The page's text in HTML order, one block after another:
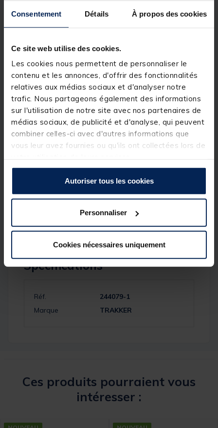
Consentement Détails À propos des cookies
Ce site web utilise des cookies.
Les cookies nous permettent de personnaliser le
contenu et les annonces, d'offrir des fonctionnalités
relatives aux médias sociaux et d'analyser notre
trafic. Nous partageons également des informations
sur l'utilisation de notre site avec nos partenaires de
médias sociaux, de publicité et d'analyse, qui peuvent
combiner celles-ci avec d'autres informations que
vous leur avez fournies ou qu'ils ont collectées lors de
Autoriser tous les cookies
Personnaliser
Cookies nécessaires uniquement
CARACTÉRISTIQUES DU PRODUIT:
Indicateur de touche traditionnel et ultra-léger, dédié
Conçu pour pendre de votre ligne sans la tendre
Disponible en : vert, rouge, bleu et blanc
Fourni avec une tête Old Skool, un clip Kippa, une
chaîne à billes Clinga noire de 15,2 cm et un maillon
Clinga noir
SPECIFICATIONS TECHNIQUES:
isotopique 1 (L) x 0.3 (W) cm
Poids: Approx 2g Acrylique, 3g PTFE
Matériau: Acrylique vert, rouge et bleu; PTFE blanc
Spécifications
Réf.
244079-1
Marque
TRAKKER
Ces produits pourraient vous
intéresser :